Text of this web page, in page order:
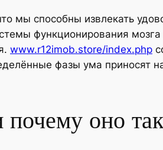
мы способны извлекать
функционирования
www.r12imob.store/index.php
фазы ума приносят
оно